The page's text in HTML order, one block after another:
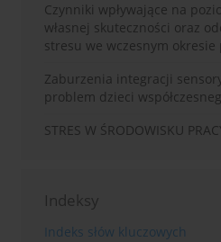
Czynniki wpływające na
własnej skuteczności oraz
stresu we wczesnym
Zaburzenia integracji
problem dzieci
STRES W ŚRODOWISKU
Indeksy
Indeks słów kluczowych